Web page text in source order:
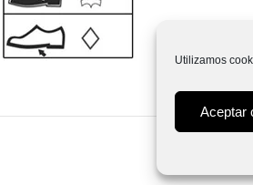
Utilizamos
Aceptar